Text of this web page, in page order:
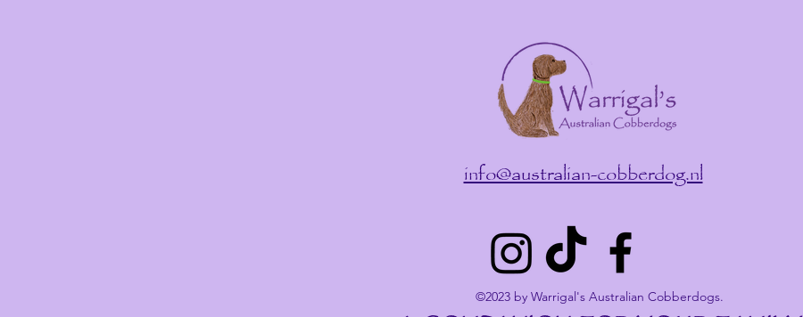
info@australian-cobberdog.nl
©2023 by Warrigal's Australian Cobberdogs.